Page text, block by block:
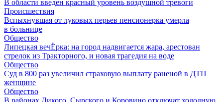
В области введен красный уровень воздушной тревоги
Происшествия
Вспыхнувшая от луковых перьев пенсионерка умерла
в больнице
Общество
Липецкая вечЁрка: на город надвигается жара, арестован
стрелок из Тракторного, и новая трагедия на воде
Общество
Суд в 800 раз увеличил страховую выплату раненой в ДТП
женщине
Общество
В районах Дикого, Сырского и Коровино отключат холодную